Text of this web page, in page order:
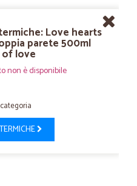
Love hearts
parete 500ml
love
non è disponibile